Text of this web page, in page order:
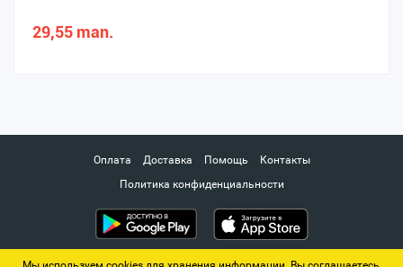
29,55 man.
Оплата Доставка Помощь
Контакты
Политика конфиденциальности